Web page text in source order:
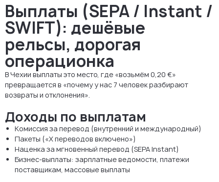
Выплаты (SEPA / Instant /
SWIFT): дешёвые
рельсы, дорогая
операционка
В Чехии выплаты это место, где «возьмём 0,20 €»
превращается в «почему у нас 7 человек разбирают
возвраты и отклонения».
Доходы по выплатам
Комиссия за перевод (внутренний и международный)
Пакеты («X переводов включено»)
Наценка за мгновенный перевод (SEPA Instant)
Бизнес-выплаты: зарплатные ведомости, платежи
поставщикам, массовые выплаты